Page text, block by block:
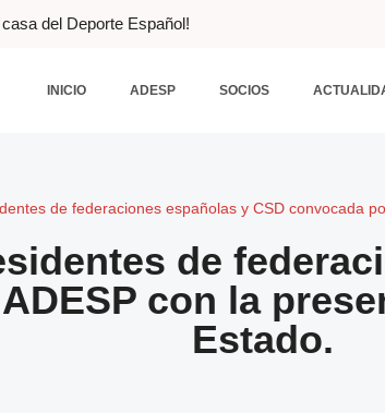
del Deporte Español!
INICIO ADESP SOCIOS
de federaciones españolas y CSD convocada
de
con la
Estado.